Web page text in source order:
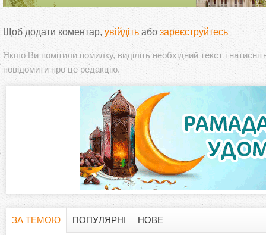
Щоб додати коментар, увійдіть або зареєструйтесь
Якшо Ви помітили помилку, виділіть необхідний текст і
повідомити про це редакцію.
ЗА ТЕМОЮ
ПОПУЛЯРНІ НОВЕ